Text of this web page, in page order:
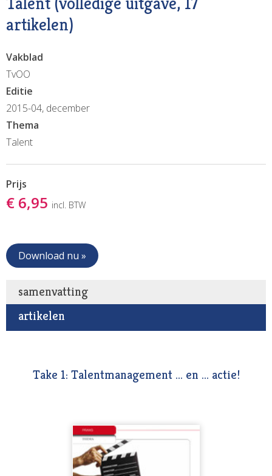
artikelen)
Vakblad
TvOO
Editie
2015-04, december
Thema
Talent
Prijs
€ 6,95 incl. BTW
Download nu »
samenvatting
artikelen
Take 1: Talentmanagement ... en ... actie!